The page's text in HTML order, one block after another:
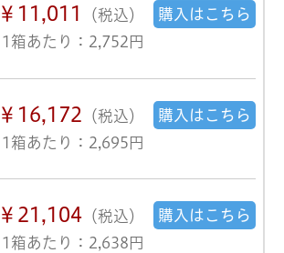
￥11,011
（税込）
1箱あたり：2,752円
購入はこちら
￥16,172 （税込）
1箱あたり：2,695円
購入はこちら
￥21,104（税込）
1箱あたり：2,638円
購入はこちら